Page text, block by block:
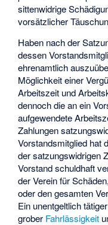
sittenwidrige
vorsätzlicher
Haben nach der
dessen
ehrenamtlich
Möglichkeit einer
Arbeitszeit und
dennoch die an ein
aufgewendete
Zahlungen
Vorstandsmitglied hat
der satzungswidrigen
Vorstand schuldhaft
der Verein für
oder den gesamten
Ein unentgeltlich
grober Fahrlässigkeit